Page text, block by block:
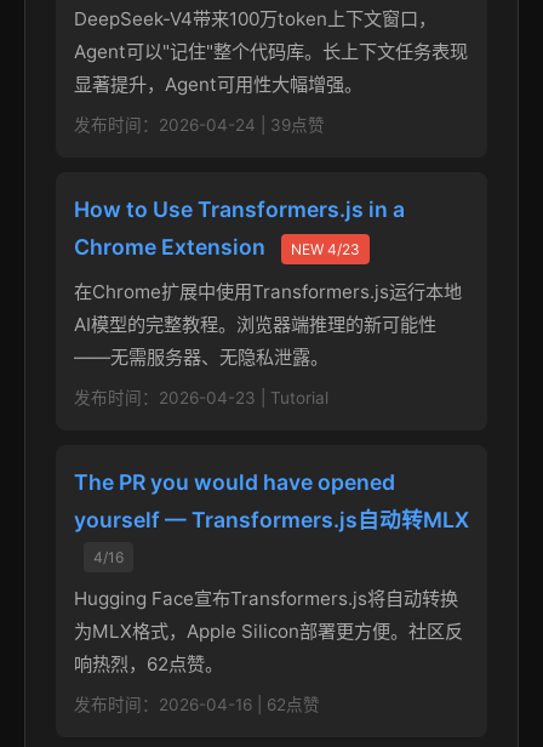
DeepSeek-V4带来100万token上下文窗口，
Agent可以"记住"整个代码库。长上下文任务表现
显著提升，Agent可用性大幅增强。
发布时间：2026-04-24 | 39点赞
How to Use Transformers.js in a
Chrome Extension
NEW 4/23
在Chrome扩展中使用Transformers.js运行本地
AI模型的完整教程。浏览器端推理的新可能性
——无需服务器、无隐私泄露。
发布时间：2026-04-23 | Tutorial
The PR you would have opened
yourself — Transformers.js自动转MLX
4/16
Hugging Face宣布Transformers.js将自动转换
为MLX格式，Apple Silicon部署更方便。社区反
响热烈，62点赞。
发布时间：2026-04-16 | 62点赞